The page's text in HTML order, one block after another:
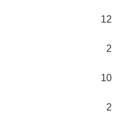
12
2
10
2